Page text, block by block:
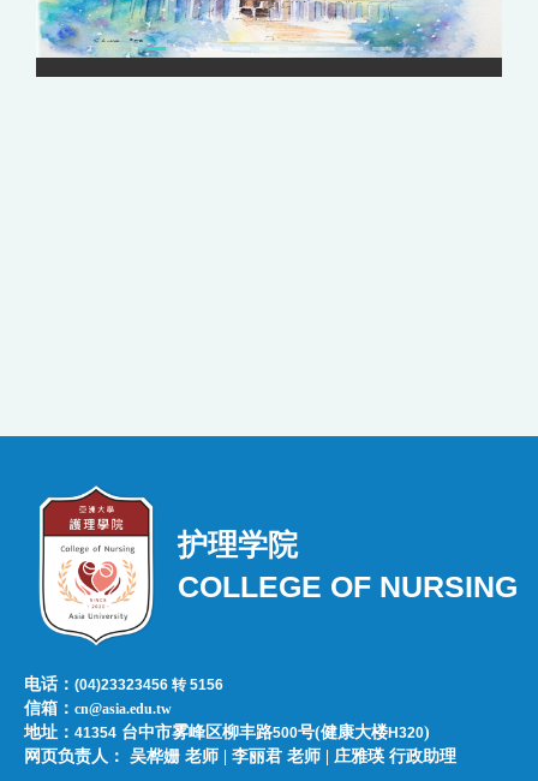
护理学院
COLLEGE OF NURSING
电话：(04)23323456 转 5156
信箱：cn@asia.edu.tw
地址：41354 台中市雾峰区柳丰路500号(健康大楼H320)
网页负责人：​​​ ​吴桦姗 老师 | 李丽君 老师 | 庄雅瑛 行政助理